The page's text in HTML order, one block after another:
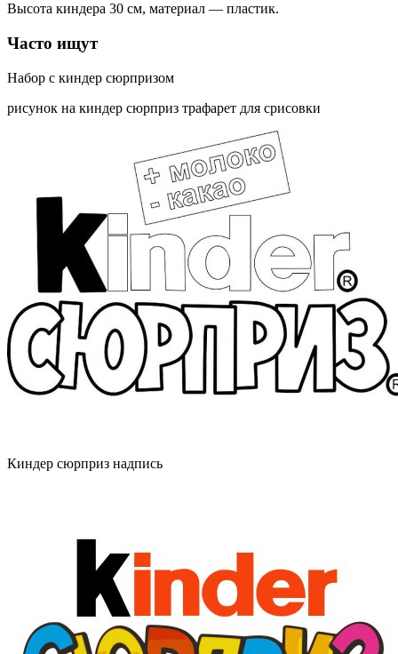
Высота киндера 30 см, материал — пластик.
Часто ищут
Набор с киндер сюрпризом
рисунок на киндер сюрприз трафарет для срисовки
Киндер сюрприз надпись